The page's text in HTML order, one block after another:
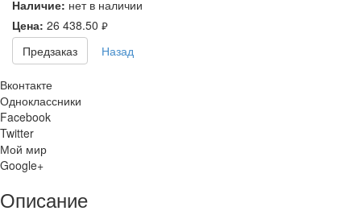
Наличие: нет в наличии
Цена: 26 438.50 руб.
Предзаказ Назад
Вконтакте
Одноклассники
Facebook
Twitter
Мой мир
Google+
Описание